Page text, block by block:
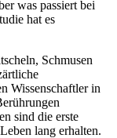
was passiert bei
hat es
Schmusen
Wissenschaftler in
sind die erste
lang erhalten.